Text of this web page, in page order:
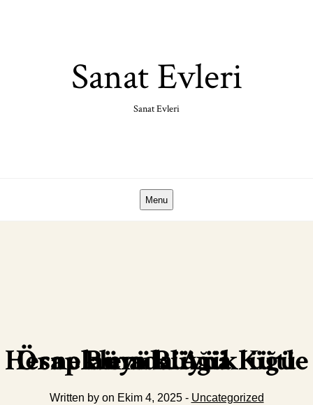
Sanat Evleri
Sanat Evleri
Menu
Örneklem Büyüklüğü Hesaplamada Ana Kütle Büyüklüğü
Written by on Ekim 4, 2025 - Uncategorized